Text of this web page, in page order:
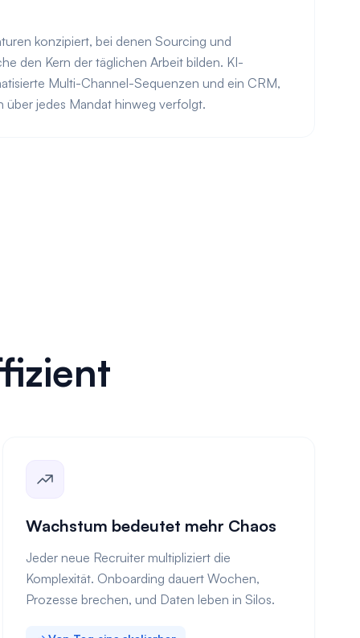
konzipiert, bei denen Sourcing und
den Kern der täglichen Arbeit bilden. KI-
Multi-Channel-Sequenzen und ein CRM,
über jedes Mandat hinweg verfolgt.
Wachstum bedeutet mehr Chaos
Jeder neue Recruiter multipliziert die
Komplexität. Onboarding dauert Wochen,
Prozesse brechen, und Daten leben in Silos.